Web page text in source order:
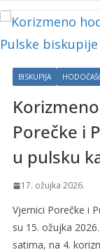
BISKUPIJA
Porečke i
u pulsku
17. ožujka 2026.
Vjernici Porečke i
su 15. ožujka
satima, na 4.